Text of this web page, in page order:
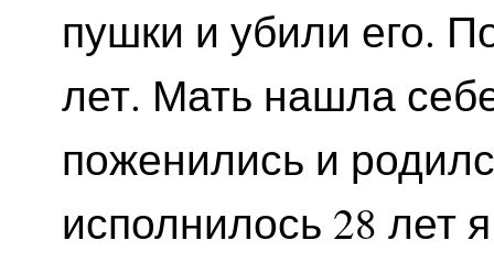
пушки и убили его.
лет. Мать нашла
поженились и
исполнилось 28 лет